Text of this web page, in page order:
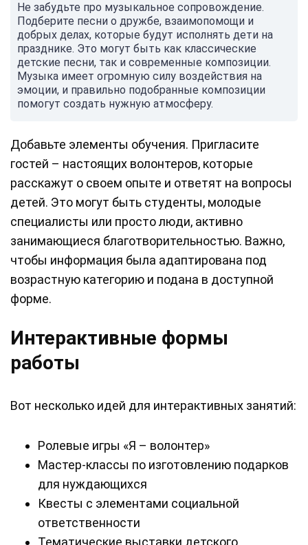
Не забудьте про музыкальное сопровождение.
Подберите песни о дружбе, взаимопомощи и
добрых делах, которые будут исполнять дети на
празднике. Это могут быть как классические
детские песни, так и современные композиции.
Музыка имеет огромную силу воздействия на
эмоции, и правильно подобранные композиции
помогут создать нужную атмосферу.
Добавьте элементы обучения. Пригласите
гостей – настоящих волонтеров, которые
расскажут о своем опыте и ответят на вопросы
детей. Это могут быть студенты, молодые
специалисты или просто люди, активно
занимающиеся благотворительностью. Важно,
чтобы информация была адаптирована под
возрастную категорию и подана в доступной
форме.
Интерактивные формы
работы
Вот несколько идей для интерактивных занятий:
Ролевые игры «Я – волонтер»
Мастер-классы по изготовлению подарков
для нуждающихся
Квесты с элементами социальной
ответственности
Тематические выставки детского